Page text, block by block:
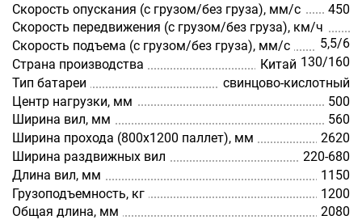
Скорость опускания (с грузом/без груза), мм/с
450
Скорость передвижения (с грузом/без груза), км/ч
5,5/6
Скорость подъема (с грузом/без груза), мм/с
130/160
Страна производства
Китай
Тип батареи
cвинцово-кислотный
Центр нагрузки, мм
500
Ширина вил, мм
560
Ширина прохода (800х1200 паллет), мм
2620
Ширина раздвижных вил
220-680
Длина вил, мм
1150
Грузоподъемность, кг
1200
Общая длина, мм
2080